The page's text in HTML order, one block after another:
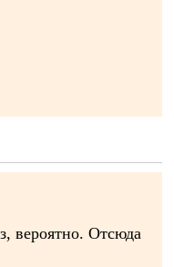
вероятно. Отсюда